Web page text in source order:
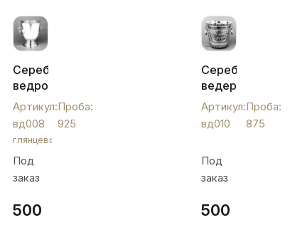
Серебряное
ведро
для
льда,
вд008
Артикул:
вд008
Проба:
925
глянцевое
Под
заказ
500
Серебряное
ведерко
"Морозко",
вд010
Артикул:
вд010
Проба:
875
Под
заказ
500